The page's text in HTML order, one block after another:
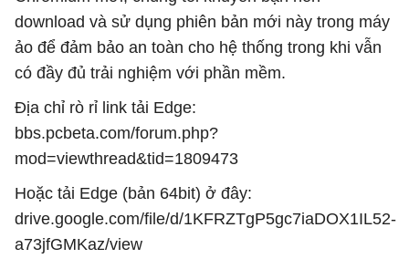
download và sử dụng phiên bản mới này trong máy
ảo để đảm bảo an toàn cho hệ thống trong khi vẫn
có đầy đủ trải nghiệm với phần mềm.
Địa chỉ rò rỉ link tải Edge:
bbs.pcbeta.com/forum.php?
mod=viewthread&tid=1809473
Hoặc tải Edge (bản 64bit) ở đây:
drive.google.com/file/d/1KFRZTgP5gc7iaDOX1IL52-
a73jfGMKaz/view